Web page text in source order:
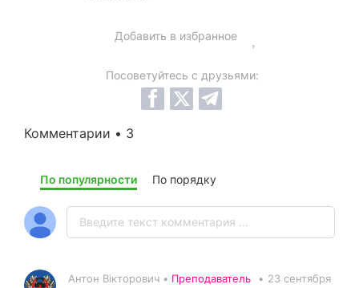
Добавить в избранное
Посоветуйтесь с друзьями:
Комментарии • 3
По популярности По порядку
Антон Вікторович • Преподаватель • 23 сентября